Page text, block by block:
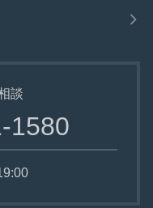
談
1580